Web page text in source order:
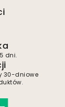
dni.
30-dniowe